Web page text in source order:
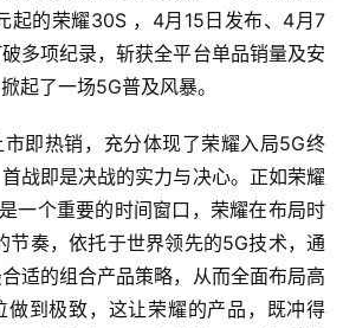
起的荣耀30S ，4月15日发布、4月7
多项纪录，斩获全平台单品销量及安
起了一场5G普及风暴。
即热销，充分体现了荣耀入局5G终
战即是决战的实力与决心。正如荣耀
一个重要的时间窗口，荣耀在布局时
节奏，依托于世界领先的5G技术，通
适的组合产品策略，从而全面布局高
做到极致，这让荣耀的产品，既冲得